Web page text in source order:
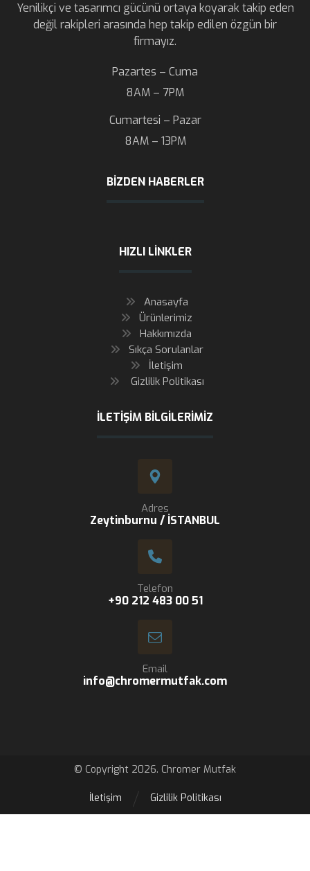
Yenilikçi ve tasarımcı gücünü ortaya koyarak takip eden
değil rakipleri arasında hep takip edilen özgün bir
firmayız.
Pazartes – Cuma
8AM – 7PM
Cumartesi – Pazar
8AM – 13PM
BIZDEN HABERLER
HIZLI LINKLER
Anasayfa
Ürünlerimiz
Hakkımızda
Sıkça Sorulanlar
İletişim
Gizlilik Politikası
İLETIŞIM BILGILERIMIZ
Adres
Zeytinburnu / İSTANBUL
Telefon
+90 212 483 00 51
Email
info@chromermutfak.com
© Copyright 2026. Chromer Mutfak
Gizlilik Politikası
İletişim